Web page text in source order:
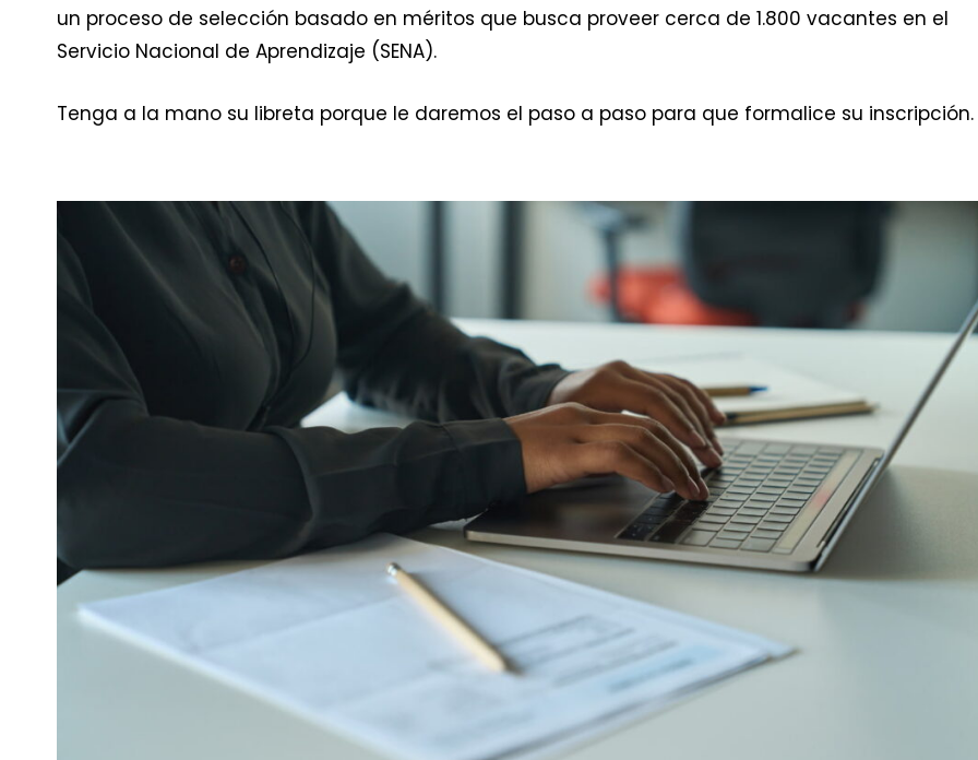
un proceso de selección basado en méritos que busca proveer cerca de 1.800 vacantes en el
Servicio Nacional de Aprendizaje (SENA).
Tenga a la mano su libreta porque le daremos el paso a paso para que formalice su inscripción.